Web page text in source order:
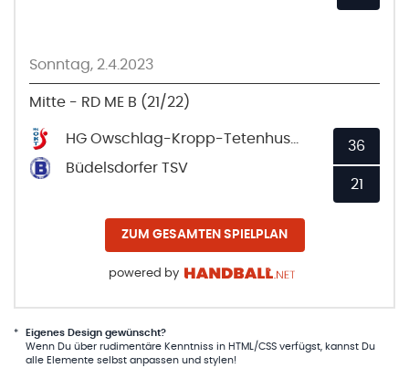
Sonntag, 2.4.2023
Mitte - RD ME B (21/22)
Büdelsdorfer TSV
36
21
ZUM GESAMTEN SPIELPLAN
powered by
*
Eigenes Design gewünscht?
Wenn Du über rudimentäre Kenntniss in HTML/CSS verfügst, kannst Du
alle Elemente selbst anpassen und stylen!